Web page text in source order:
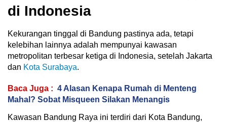
di Indonesia
Kekurangan tinggal di Bandung pastinya ada, tetapi
kelebihan lainnya adalah mempunyai kawasan
metropolitan terbesar ketiga di Indonesia, setelah Jakarta
dan Kota Surabaya.
Baca Juga : 4 Alasan Kenapa Rumah di Menteng
Mahal? Sobat Misqueen Silakan Menangis
Kawasan Bandung Raya ini terdiri dari Kota Bandung,